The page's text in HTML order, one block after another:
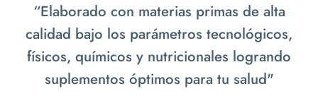
“Elaborado con materias primas de alta
calidad bajo los parámetros tecnológicos,
físicos, químicos y nutricionales logrando
suplementos óptimos para tu salud"